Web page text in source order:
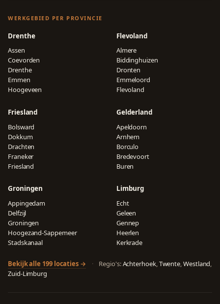
WERKGEBIED PER PROVINCIE
Drenthe
Assen
Coevorden
Drenthe
Emmen
Hoogeveen
Flevoland
Almere
Biddinghuizen
Dronten
Emmeloord
Flevoland
Friesland
Bolsward
Dokkum
Drachten
Franeker
Friesland
Gelderland
Apeldoorn
Arnhem
Borculo
Bredevoort
Buren
Groningen
Appingedam
Delfzijl
Groningen
Hoogezand-Sappemeer
Stadskanaal
Limburg
Echt
Geleen
Gennep
Heerlen
Kerkrade
Bekijk alle 199 locaties → · Regio's:Achterhoek, Twente Westland
Zuid-Limburg